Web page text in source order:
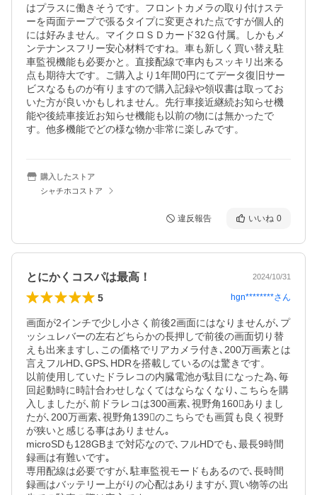
はプラスに働きそうです。フロントカメラの取り付けステ
ーを両面テープで張るタイプに変更された点ですが個人的
には好みません。マイクロＳＤカード32Ｇ付属。しかもメ
ンテナンスフリー安心材料ですね。車も新しく買い替え駐
車監視機能も必要かと。直接配線で車内もスッキリ出来る
点も期待大です。ご購入より1年間0円にてデータ復旧サー
ビスなるものが有りますので購入記録や領収書は取ってお
いた方が良いかもしれません。先行車接近継続お知らせ機
能や後続車接近お知らせ機能も以前の物には無かったで
す。他多機能でどの様な物か非常に楽しみです。
購入したストア
シャチホコストア
違反報告 いいね 0
とにかくコスパは最高！ 2024/10/31
5 hgn********さん
画面が2インチで少し小さく前後2画面にはなりませんが､プ
ッシュレバーの左右どちらかの長押しで前後の画面切り替
えも出来ますし､この価格でリアカメラ付き､200万画素とは
言えフルHD､GPS､HDRを搭載しているのは驚きです。
以前使用していたドラレコの内臓電池が駄目になった為､毎
回起動時に時計合わせしなくてはならなくなり､こちらを購
入しましたが､前ドラレコは300画素､視野角160ありまし
たが､200万画素､視野角139のこちらでも画質も良く視野
が狭いと感じる事はありません｡
microSDも128GBまで対応なので､フルHDでも､最長9時間
録画は有難いです｡
専用配線は必要ですが､駐車監視モードもあるので､長時間
録画はバッテリー上がりの心配はありますが､買い物等の出